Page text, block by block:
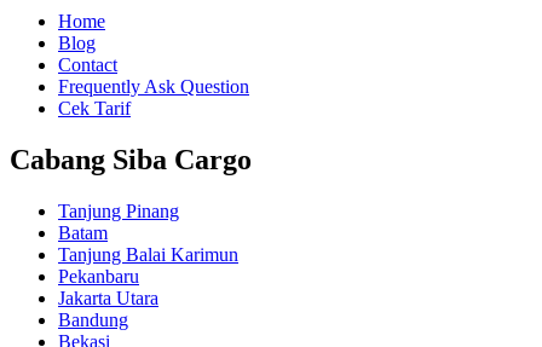
Home
Blog
Contact
Frequently Ask Question
Cek Tarif
Cabang Siba Cargo
Tanjung Pinang
Batam
Tanjung Balai Karimun
Pekanbaru
Jakarta Utara
Bandung
Bekasi